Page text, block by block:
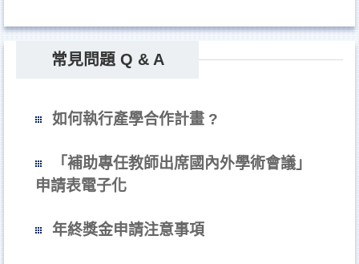
常見問題 Q & A
如何執行產學合作計畫 ?
「補助專任教師出席國內外學術會議」
申請表電子化
年終獎金申請注意事項